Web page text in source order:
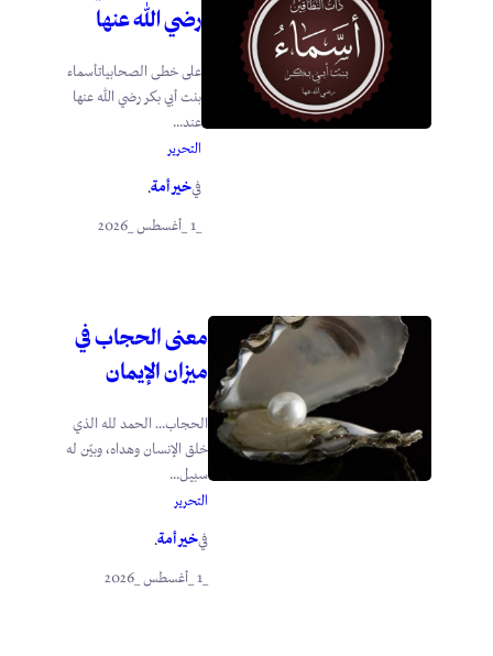
رضي الله عنها
على خطى الصحابياتأسماء
بنت أبي بكر رضي الله عنها
عند...
التحرير
فيخير أمة.
_1 _أغسطس _2026
معنى الحجاب في
ميزان الإيمان
الحجاب… الحمد لله الذي
خلق الإنسان وهداه، وبيّن له
سبيل...
التحرير
فيخير أمة.
_1 _أغسطس _2026